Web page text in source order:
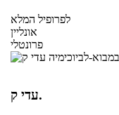
לפרופיל המלא
אונליין
פרונטלי
עדי ק.